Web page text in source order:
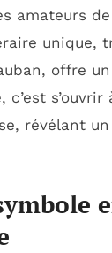
amateurs
unique,
offre
c’est
révélant